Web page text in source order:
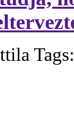
Tags: